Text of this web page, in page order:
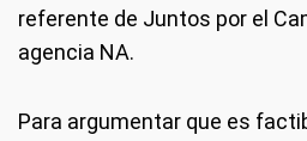
referente de Juntos por el
agencia NA.
Para argumentar que es